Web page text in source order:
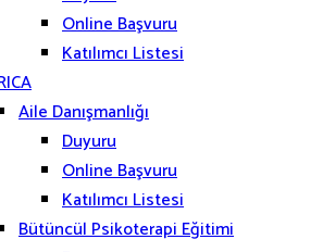
Online Başvuru
Katılımcı Listesi
Aile Danışmanlığı
Duyuru
Online Başvuru
Katılımcı Listesi
Bütüncül Psikoterapi Eğitimi